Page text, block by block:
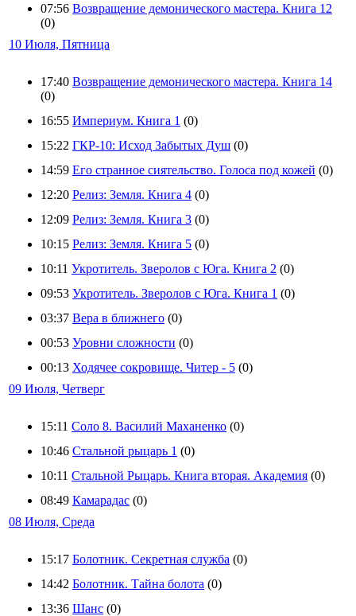
07:56 Возвращение демонического мастера. Книга 12
(0)
10 Июля, Пятница
17:40 Возвращение демонического мастера. Книга 14
(0)
16:55 Империум. Книга 1 (0)
15:22 ГКР-10: Исход Забытых Душ (0)
14:59 Его странное сиятельство. Голоса под кожей (0)
12:20 Релиз: Земля. Книга 4 (0)
12:09 Релиз: Земля. Книга 3 (0)
10:15 Релиз: Земля. Книга 5 (0)
10:11 Укротитель. Зверолов с Юга. Книга 2 (0)
09:53 Укротитель. Зверолов с Юга. Книга 1 (0)
03:37 Вера в ближнего (0)
00:53 Уровни сложности (0)
00:13 Ходячее сокровище. Читер - 5 (0)
09 Июля, Четверг
15:11 Соло 8. Василий Маханенко (0)
10:46 Стальной рыцарь 1 (0)
10:11 Стальной Рыцарь. Книга вторая. Академия (0)
08:49 Камарадас (0)
08 Июля, Среда
15:17 Болотник. Секретная служба (0)
14:42 Болотник. Тайна болота (0)
13:36 Шанс (0)